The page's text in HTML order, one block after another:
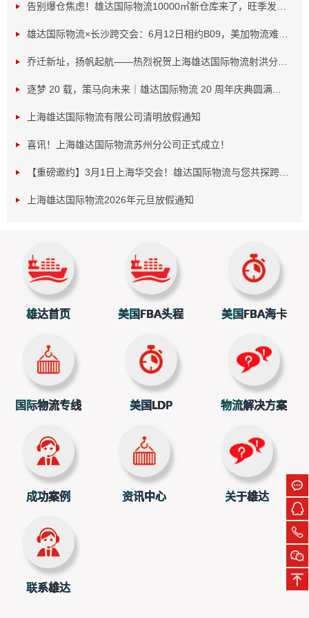
上海雄达国际物流有限公司，成立于2006年，分别在上
海、深圳、成都、射洪、长沙、青岛、合肥、郑州、盐城和
美国(洛杉矶)等地设立了分子公司，业务涵盖FBA头程物流国
际空运、国际海运、海外仓四大板块。
告别爆仓焦虑！雄达国际物流10000㎡新仓库来了，旺季发货...
雄达国际物流×长沙跨交会：6月12日相约B09，美加物流难题...
乔迁新址，扬帆起航——热烈祝贺上海雄达国际物流射洪分公...
逐梦 20 载，策马向未来｜雄达国际物流 20 周年庆典圆满...
上海雄达国际物流有限公司清明放假通知
喜讯！上海雄达国际物流苏州分公司正式成立！
【重磅邀约】3月1日上海华交会！雄达国际物流与您共探跨境...
上海雄达国际物流2026年元旦放假通知
雄达首页 美国FBA头程 美国FBA海卡
国际物流专线 美国LDP 物流解决方案
成功案例 资讯中心 关于雄达
联系雄达